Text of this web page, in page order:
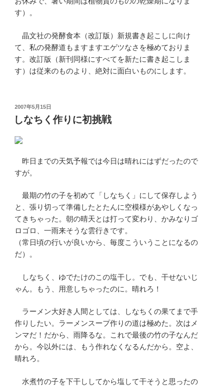
す）。
晶文社の発酵食本（改訂版）新規書き起こしに向け
て、私の発酵道もますますエゲツなさを極めておりま
す。改訂版（新刊同様にすべてを新たに書き起こしま
す）は従来のものより、絶対に面白いものにします。
投
稿
日:
2007年5月15日
しなちく作りに初挑戦
昨日までの天気予報では今日は晴れにはずだったので
すが。
最期の竹の子を初めて「しなちく」にして保存しよう
と、張り切って準備したとたんに空模様があやしくなっ
てきちゃった。朝の晴天とは打って変わり、かみなりゴ
ロゴロ、一雨来そうな雲行きです。
（常日頃の行いが良いから、毎度こういうことになるの
だ）。
しなちく、ゆでたけのこの塩干し。でも、干せないじ
ゃん。もう、用意しちゃったのに。晴れろ！
ラーメン大好き人間としては、しなちくの果てまで手
作りしたい。ラーメンスープ作りの道は極めた。次はメ
ンマだ！だから、雨降るな。これで最後の竹の子なんだ
から。今以外には、もう作れなくなるんだから。空よ、
晴れろ。
水煮竹の子を下干ししてから塩して干そうと思ったの